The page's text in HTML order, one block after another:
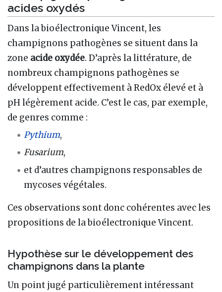
acides oxydés
Dans la bioélectronique Vincent, les
champignons pathogènes se situent dans la
zone acide oxydée. D’après la littérature, de
nombreux champignons pathogènes se
développent effectivement à RedOx élevé et à
pH légèrement acide. C’est le cas, par exemple,
de genres comme :
Pythium,
Fusarium,
et d’autres champignons responsables de
mycoses végétales.
Ces observations sont donc cohérentes avec les
propositions de la bioélectronique Vincent.
Hypothèse sur le développement des
champignons dans la plante
Un point jugé particulièrement intéressant